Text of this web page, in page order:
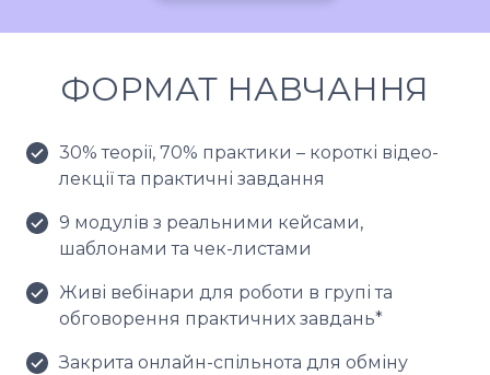
ФОРМАТ НАВЧАННЯ
30% теорії, 70% практики – короткі відео-
лекції та практичні завдання
9 модулів з реальними кейсами,
шаблонами та чек-листами
Живі вебінари для роботи в групі та
обговорення практичних завдань*
Закрита онлайн-спільнота для обміну